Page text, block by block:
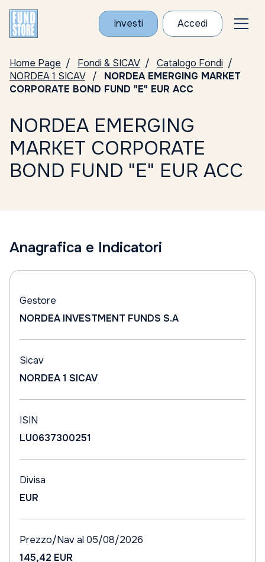
Investi Accedi
Home Page Fondi & SICAV
Catalogo Fondi
NORDEA 1 SICAV
NORDEA EMERGING MARKET
CORPORATE BOND FUND "E" EUR ACC
NORDEA EMERGING
MARKET CORPORATE
BOND FUND "E" EUR ACC
Anagrafica e Indicatori
Gestore
NORDEA INVESTMENT FUNDS S.A
Sicav
NORDEA 1 SICAV
ISIN
LU0637300251
Divisa
EUR
Prezzo/Nav al 05/08/2026
145,42 EUR